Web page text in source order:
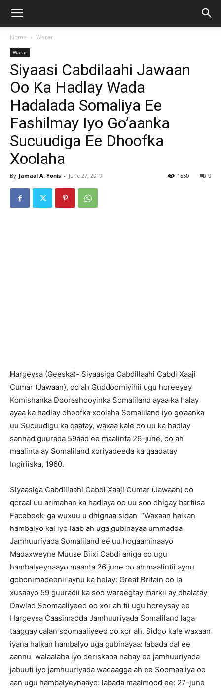
Home Warar
Warar
Siyaasi Cabdilaahi Jawaan
Oo Ka Hadlay Wada
Hadalada Somaliya Ee
Fashilmay Iyo Go’aanka
Sucuudiga Ee Dhoofka
Xoolaha
By Jamaal A. Yonis - June 27, 2019 0
1550
Hargeysa (Geeska)- Siyaasiga Cabdillaahi Cabdi Xaaji
Cumar (Jawaan), oo ah Guddoomiyihii ugu horeeyey
Komishanka Doorashooyinka Somaliland ayaa ka halay
ayaa ka hadlay dhoofka xoolaha Somaliland iyo go’aanka
uu Sucuudigu ka qaatay, waxaa kale oo uu ka hadlay
sannad guurada 59aad ee maalinta 26-june, oo ah
maalinta ay Somaliland xoriyadeeda ka qaadatay
Ingiriiska, 1960.
Siyaasiga Cabdillaahi Cabdi Xaaji Cumar (Jawaan) oo
qoraal uu arimahan ka hadlaya oo uu soo dhigay bartiisa
Facebook-ga wuxuu u dhignaa sidan “Waxaan halkan
hambalyo kal iyo laab ah uga gubinayaa ummadda
Jamhuuriyada Somaliland ee uu hogaaminaayo
Madaxweyne Muuse Biixi Cabdi aniga oo ugu
hambalyeynaayo maanta 26 june oo ah maalintii aynu
gobonimadeenii aynu ka helay: Great Britain oo la
xusaayo 59 guuradii ka soo wareegtay markii ay dhalatay
Dawlad Soomaaliyeed oo xor ah tii ugu horeysay ee
Hargeysa Caasimadda Jamhuuriyada Somaliland laga
taaggay calan soomaaliyeed oo xor ah. Sidoo kale waxaan
iyana halkan hambalyo uga gubinayaa: labada dal ee
aannu walaalaha iyo deriskaba nahay ee jamhuuriyada
jabuuti iyo jamhuuriyada wadaagga ah ee Soomaaliya oo
aan ugu hambalyeynaayo: labada maalmood ee: 27-june